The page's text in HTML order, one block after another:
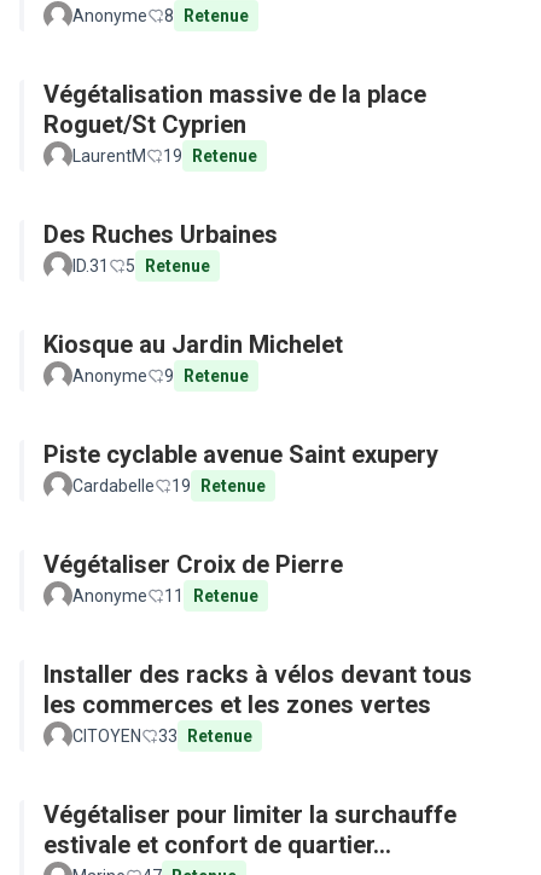
Anonyme 8 Retenue
Végétalisation massive de la place
Roguet/St Cyprien
LaurentM 19 Retenue
Des Ruches Urbaines
ID.31 5 Retenue
Kiosque au Jardin Michelet
Anonyme 9 Retenue
Piste cyclable avenue Saint exupery
Cardabelle 19 Retenue
Végétaliser Croix de Pierre
Anonyme 11 Retenue
Installer des racks à vélos devant tous
les commerces et les zones vertes
CITOYEN 33 Retenue
Végétaliser pour limiter la surchauffe
estivale et confort de quartier...